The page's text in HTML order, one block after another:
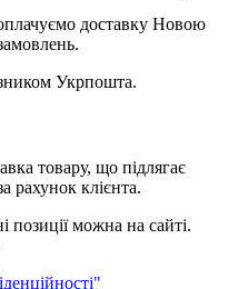
доставку Новою
Укрпошта.
товару, що підлягає
рахунок клієнта.
позиції можна на сайті.